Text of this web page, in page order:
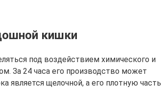
кишки
под воздействием химического и
За 24 часа его производство может
является щелочной, а его плотную часть